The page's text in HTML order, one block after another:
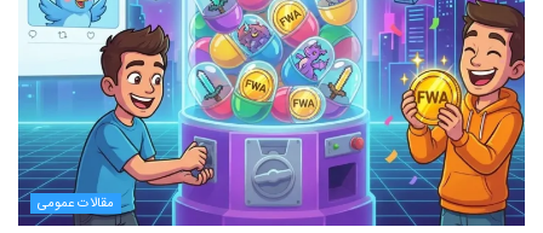
مقالات عمومی